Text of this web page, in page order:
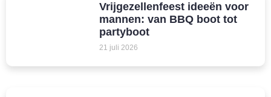
Vrijgezellenfeest ideeën voor
mannen: van BBQ boot tot
partyboot
21 juli 2026